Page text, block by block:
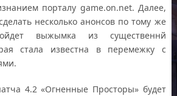
порталу game.on.net. Далее,
несколько анонсов по тому же
выжымка из существеннй
стала известна в перемежку с
4.2 «Огненные Просторы» будет